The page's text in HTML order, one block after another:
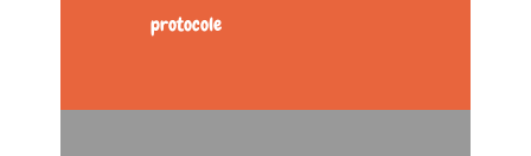
protocole